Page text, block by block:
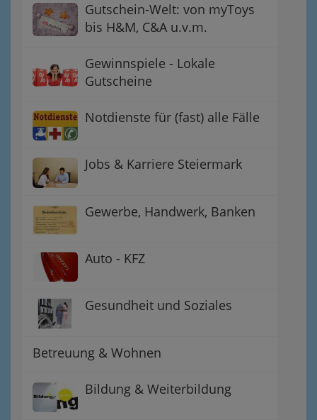
Gutschein-Welt: von myToys
bis H&M, C&A u.v.m.
Gewinnspiele - Lokale
Gutscheine
Notdienste für (fast) alle Fälle
Jobs & Karriere Steiermark
Gewerbe, Handwerk, Banken
Auto - KFZ
Gesundheit und Soziales
Betreuung & Wohnen
Bildung & Weiterbildung